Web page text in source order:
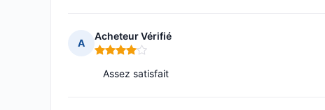
A
Acheteur Vérifié
Note : 4 sur 5
Assez satisfait